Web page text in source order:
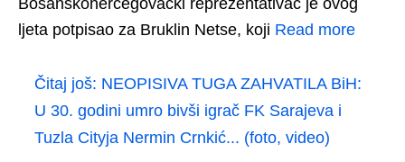
ljeta potpisao za Bruklin Netse, koji Read more
Čitaj još: NEOPISIVA TUGA ZAHVATILA BiH:
U 30. godini umro bivši igrač FK Sarajeva i
Tuzla Cityja Nermin Crnkić... (foto, video)